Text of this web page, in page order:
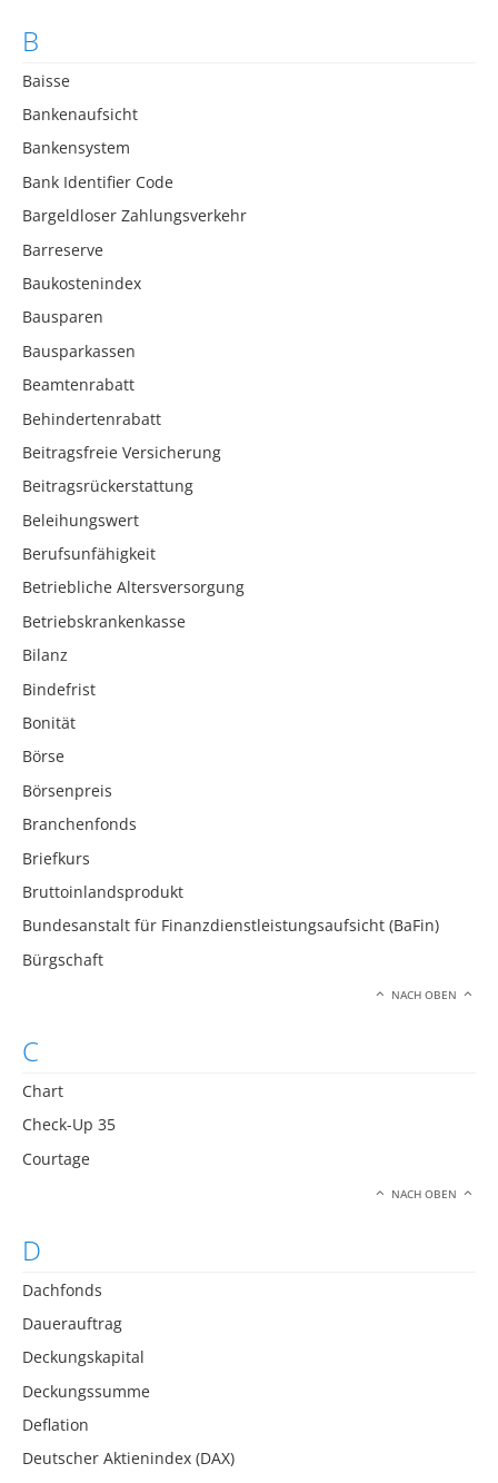
B
Baisse
Bankenaufsicht
Bankensystem
Bank Identifier Code
Bargeldloser Zahlungsverkehr
Barreserve
Baukostenindex
Bausparen
Bausparkassen
Beamtenrabatt
Behindertenrabatt
Beitragsfreie Versicherung
Beitragsrückerstattung
Beleihungswert
Berufsunfähigkeit
Betriebliche Altersversorgung
Betriebskrankenkasse
Bilanz
Bindefrist
Bonität
Börse
Börsenpreis
Branchenfonds
Briefkurs
Bruttoinlandsprodukt
Bundesanstalt für Finanzdienstleistungsaufsicht (BaFin)
Bürgschaft
NACH OBEN
C
Chart
Check-Up 35
Courtage
NACH OBEN
D
Dachfonds
Dauerauftrag
Deckungskapital
Deckungssumme
Deflation
Deutscher Aktienindex (DAX)